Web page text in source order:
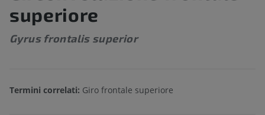
superiore
Gyrus frontalis superior
Termini correlati: Giro frontale superiore